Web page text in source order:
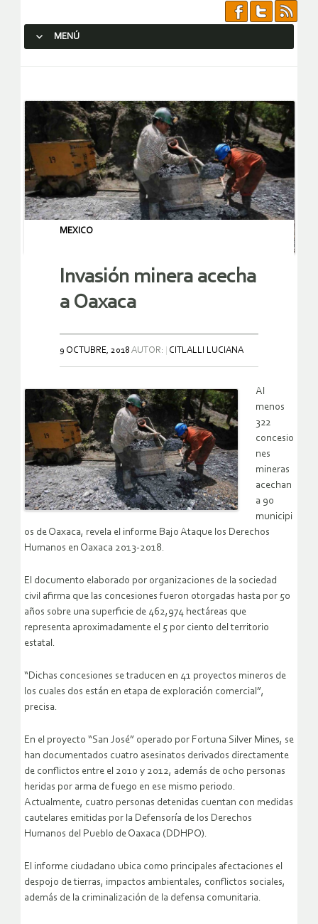
MENÚ
MEXICO
Invasión minera acecha
a Oaxaca
9 OCTUBRE, 2018 AUTOR: CITLALLI LUCIANA
Al
menos
322
concesio
nes
mineras
acechan
a 90
municipi
os de Oaxaca, revela el informe Bajo Ataque los Derechos
Humanos en Oaxaca 2013-2018.
El documento elaborado por organizaciones de la sociedad
civil afirma que las concesiones fueron otorgadas hasta por 50
años sobre una superficie de 462,974 hectáreas que
representa aproximadamente el 5 por ciento del territorio
estatal.
“Dichas concesiones se traducen en 41 proyectos mineros de
los cuales dos están en etapa de exploración comercial”,
precisa.
En el proyecto “San José” operado por Fortuna Silver Mines, se
han documentados cuatro asesinatos derivados directamente
de conflictos entre el 2010 y 2012, además de ocho personas
heridas por arma de fuego en ese mismo periodo.
Actualmente, cuatro personas detenidas cuentan con medidas
cautelares emitidas por la Defensoría de los Derechos
Humanos del Pueblo de Oaxaca (DDHPO).
El informe ciudadano ubica como principales afectaciones el
despojo de tierras, impactos ambientales, conflictos sociales,
además de la criminalización de la defensa comunitaria.